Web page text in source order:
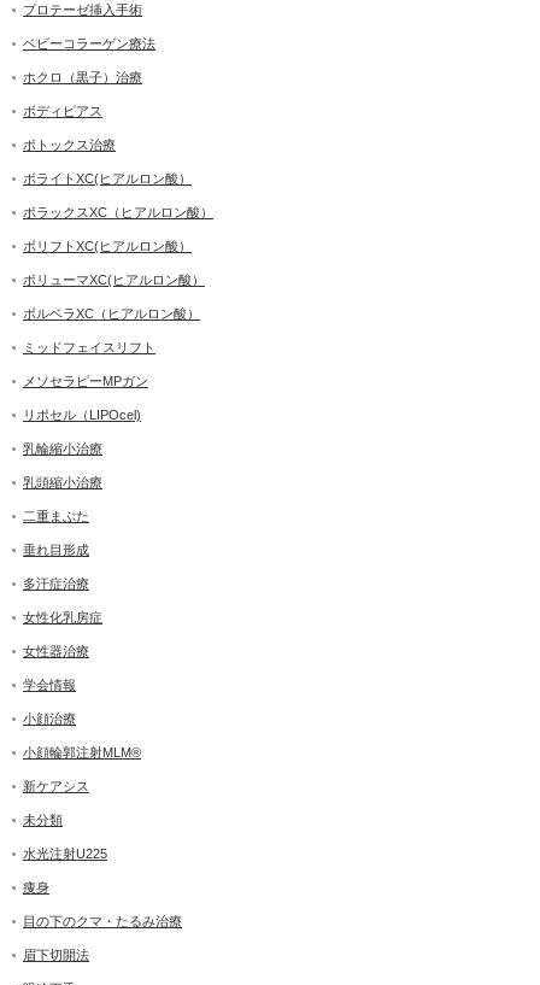
プロテーゼ挿入手術
ベビーコラーゲン療法
ホクロ（黒子）治療
ボディピアス
ボトックス治療
ボライトXC(ヒアルロン酸）
ボラックスXC（ヒアルロン酸）
ボリフトXC(ヒアルロン酸）
ボリューマXC(ヒアルロン酸）
ボルベラXC（ヒアルロン酸）
ミッドフェイスリフト
メソセラピーMPガン
リポセル（LIPOcel)
乳輪縮小治療
乳頭縮小治療
二重まぶた
垂れ目形成
多汗症治療
女性化乳房症
女性器治療
学会情報
小顔治療
小顔輪郭注射MLM®
新ケアシス
未分類
水光注射U225
痩身
目の下のクマ・たるみ治療
眉下切開法